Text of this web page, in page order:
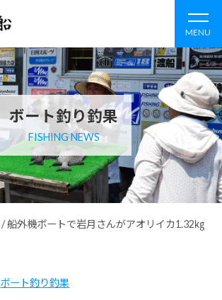
MENU
ボート釣り釣果
FISHING NEWS
/船外機ボートで岩月さんがアオリイカ1.32㎏
ボート釣り釣果